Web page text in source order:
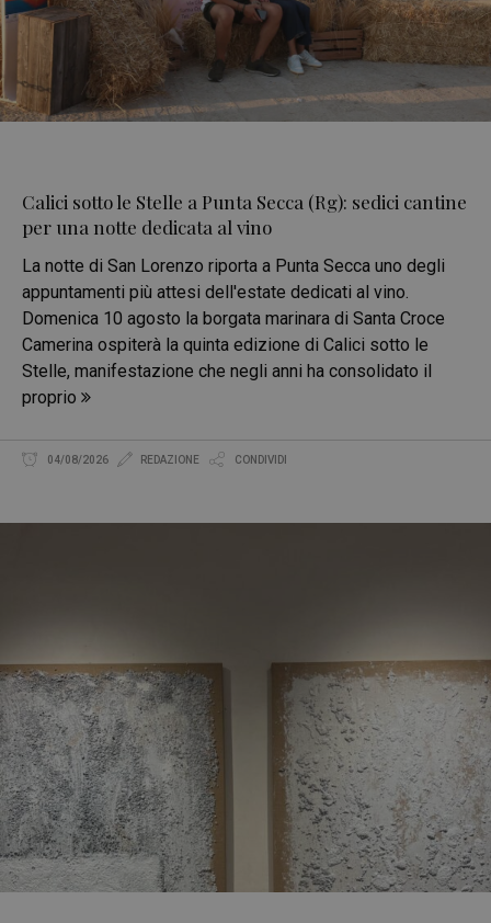
Calici sotto le Stelle a Punta Secca (Rg): sedici cantine
per una notte dedicata al vino
La notte di San Lorenzo riporta a Punta Secca uno degli
appuntamenti più attesi dell'estate dedicati al vino.
Domenica 10 agosto la borgata marinara di Santa Croce
Camerina ospiterà la quinta edizione di Calici sotto le
Stelle, manifestazione che negli anni ha consolidato il
proprio
04/08/2026 REDAZIONE CONDIVIDI